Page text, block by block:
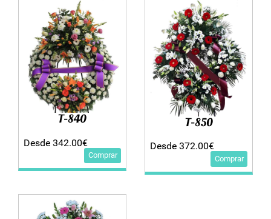
T-840
Desde 342.00€
Comprar
T-850
Desde 372.00€
Comprar